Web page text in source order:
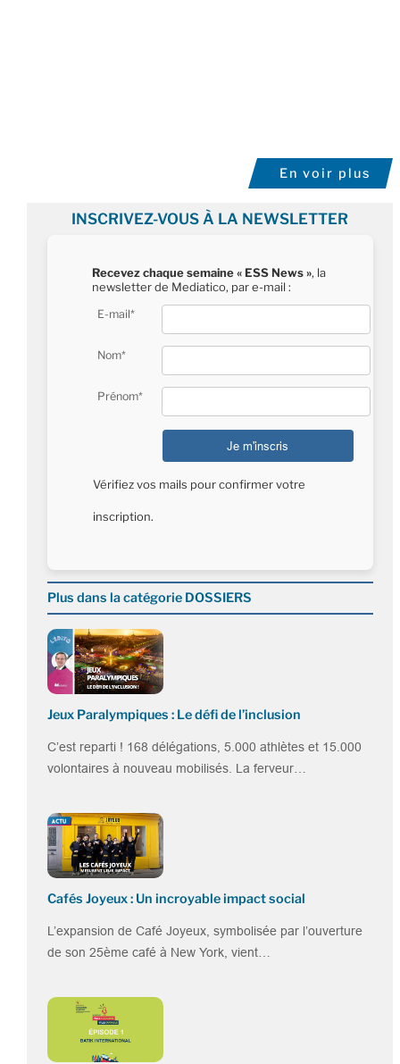
En voir plus
INSCRIVEZ-VOUS À LA NEWSLETTER
Recevez chaque semaine « ESS News », la
newsletter de Mediatico, par e-mail :
E-mail*
Nom*
Prénom*
Vérifiez vos mails pour confirmer votre
inscription.
Plus dans la catégorie DOSSIERS
Jeux Paralympiques : Le défi de l’inclusion
C’est reparti ! 168 délégations, 5.000 athlètes et 15.000
volontaires à nouveau mobilisés. La ferveur…
Cafés Joyeux : Un incroyable impact social
L’expansion de Café Joyeux, symbolisée par l’ouverture
de son 25ème café à New York, vient…